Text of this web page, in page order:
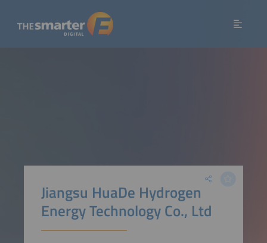
Jiangsu HuaDe Hydrogen
Energy Technology Co., Ltd